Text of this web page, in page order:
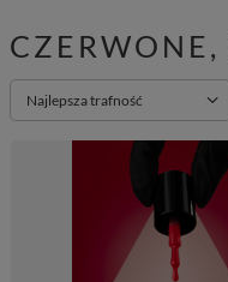
Zmień sortowanie
Najlepsza trafność